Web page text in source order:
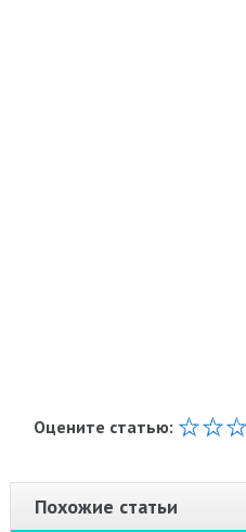
Оцените статью:
Похожие статьи